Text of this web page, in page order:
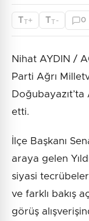
TT+ TT - 0
Nihat AYDIN /
Parti Ağrı
Doğubayazıt’ta
etti.
İlçe Başkanı
araya gelen
siyasi
ve farklı bakış
görüş